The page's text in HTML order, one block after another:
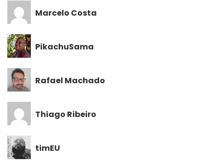
Marcelo Costa
PikachuSama
Rafael Machado
Thiago Ribeiro
timEU